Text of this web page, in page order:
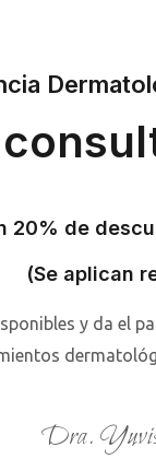
20% de
(Se aplican
y da el
Dra.